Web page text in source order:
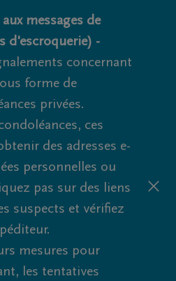
messages de
d'escroquerie) -
concernant
forme de
privées.
ces
des adresses e-
personnelles ou
pas sur des liens
suspects et vérifiez
mesures pour
les tentatives